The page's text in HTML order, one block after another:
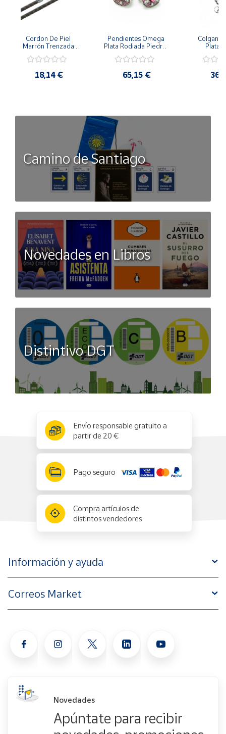
Cordon De Piel
Marrón Trenzada
Plata De 45Cm
18,14 €
Pendientes Omega
Plata Rodiada Piedras
65,15 €
Plata
Camino de Santiago
Novedades en Libros
Distintivo DGT
Envío responsable gratuito a
partir de 20 €
Pago seguro
Compra artículos de
distintos vendedores
Información y ayuda
Correos Market
Novedades
Apúntate para recibir